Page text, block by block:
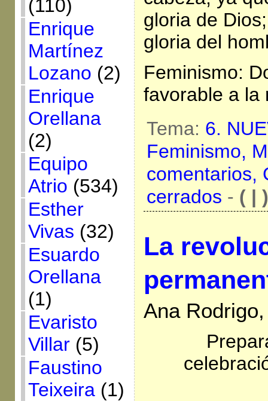
(110)
Enrique
Martínez
Lozano (2)
Enrique
Orellana
(2)
Equipo
Atrio (534)
Esther
Vivas (32)
Esuardo
Orellana
(1)
Evaristo
Villar(5)
Faustino
Teixeira(1)
gloria de
gloria del
Feminismo:
favorable a
Tema: 6.
Feminismo,
comentarios,
cerrados - ( | )
La
Ana